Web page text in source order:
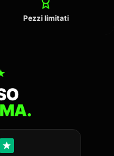
Pezzi limitati